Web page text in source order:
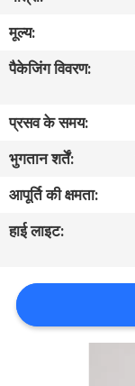
गुणवत्ता
नियंत्रण
संपर्क
करें
एक
मूल्य:
पैकेजिंग विवरण:
प्रसव के समय:
भुगतान शर्तें:
आपूर्ति की क्षमता:
हाई लाइट: